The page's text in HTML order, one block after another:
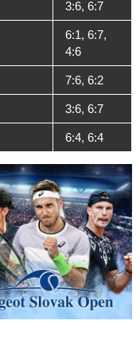
3:6, 6:7
6:1, 6:7,
4:6
7:6, 6:2
3:6, 6:7
6:4, 6:4